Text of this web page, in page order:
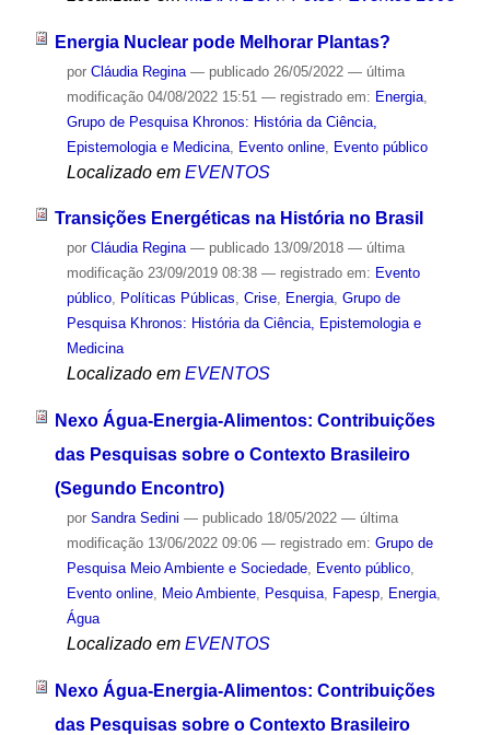
Energia Nuclear pode Melhorar Plantas?
por Cláudia Regina — publicado26/05/2022 — última
modificação04/08/2022 15:51 — registrado em: Energia,
Grupo de Pesquisa Khronos: História da Ciência,
Epistemologia e Medicina, Evento online, Evento público
Localizado em EVENTOS
Transições Energéticas na História no Brasil
por Cláudia Regina — publicado13/09/2018 — última
modificação23/09/2019 08:38 — registrado em: Evento
público, Políticas Públicas, Crise, Energia, Grupo de
Pesquisa Khronos: História da Ciência, Epistemologia e
Medicina
Localizado em EVENTOS
Nexo Água-Energia-Alimentos: Contribuições
das Pesquisas sobre o Contexto Brasileiro
(Segundo Encontro)
por Sandra Sedini — publicado18/05/2022 — última
modificação13/06/2022 09:06 — registrado em: Grupo de
Pesquisa Meio Ambiente e Sociedade, Evento público,
Evento online, Meio Ambiente, Pesquisa, Fapesp, Energia,
Água
Localizado em EVENTOS
Nexo Água-Energia-Alimentos: Contribuições
das Pesquisas sobre o Contexto Brasileiro